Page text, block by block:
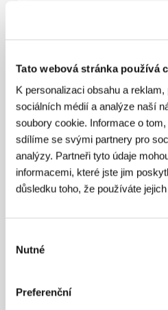
Tato webová stránka používá
K personalizaci obsahu a
sociálních médií a analýze naší
soubory cookie. Informace o
sdílíme se svými partnery pro
analýzy. Partneři tyto údaje
informacemi, které jste jim
důsledku toho, že používáte
souhlasu
Nutné
Preferenční
Režie
Juan Carlos Rulfo (1964,
obor komunikačních studií a
Centro de Capacitación
studentského Oscara. Rulfův
v Torontu, San Franciscu,